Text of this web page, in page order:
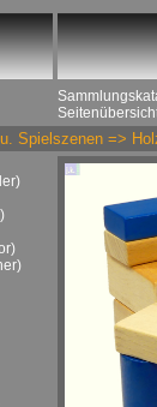
Spielszenen =>